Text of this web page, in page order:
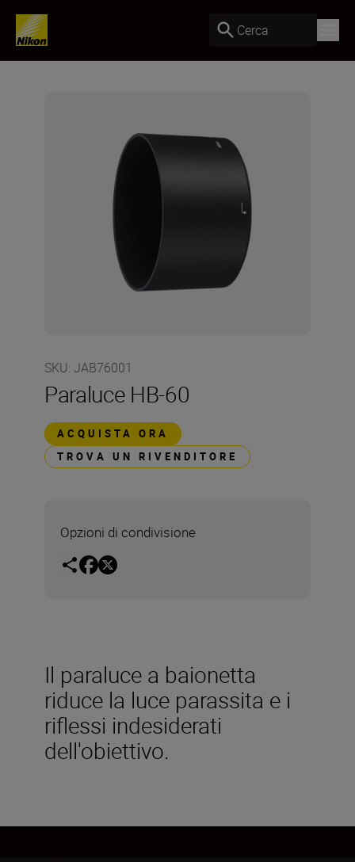
Cerca
SKU: JAB76001
Paraluce HB-60
ACQUISTA ORA
TROVA UN RIVENDITORE
Opzioni di condivisione
Il paraluce a baionetta
riduce la luce parassita e i
riflessi indesiderati
dell'obiettivo.